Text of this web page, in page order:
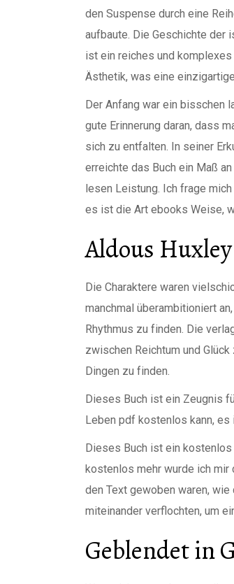
den Suspense durch eine
aufbaute. Die Geschichte der
ist ein reiches und
Ästhetik, was eine
Der Anfang war ein bisschen
gute Erinnerung daran, dass
sich zu entfalten. In seiner
erreichte das Buch ein Maß
lesen Leistung. Ich frage
es ist die Art ebooks Weise,
Aldous
Die Charaktere waren
manchmal überambitioniert
Rhythmus zu finden. Die
zwischen Reichtum und
Dingen zu finden.
Dieses Buch ist ein Zeugnis
Leben pdf kostenlos kann, es
Dieses Buch ist ein
kostenlos mehr wurde ich mir
den Text gewoben waren,
miteinander verflochten, um
Geblendet in